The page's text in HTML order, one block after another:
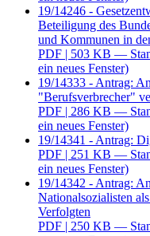
19/14246 -
Beteiligung des
und Kommunen in
PDF | 503 KB —
ein neues Fenster)
19/14333 - Antrag:
"Berufsverbrecher"
PDF | 286 KB —
ein neues Fenster)
19/14341 - Antrag:
PDF | 251 KB —
ein neues Fenster)
19/14342 - Antrag:
Nationalsozialisten
Verfolgten
PDF | 250 KB —